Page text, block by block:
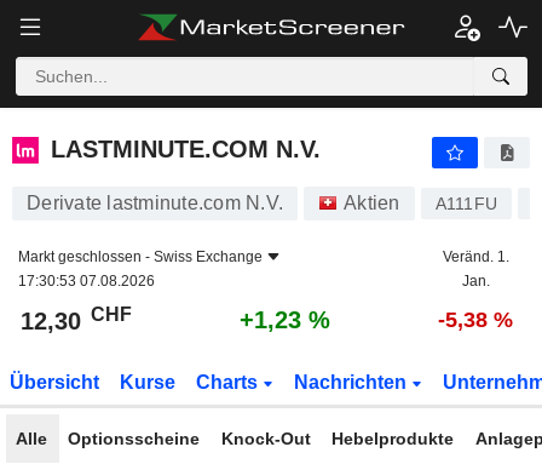
LASTMINUTE.COM N.V.
LASTMINUTE.COM N.V.
Derivate lastminute.com N.V. Aktien A111FU
Markt geschlossen - Swiss Exchange
17:30:53 07.08.2026
Veränd. 1.
Jan.
12,30 CHF +1,23 % -5,38 %
Übersicht Kurse Charts Nachrichten
Alle Optionsscheine Knock-Out Hebelprodukte